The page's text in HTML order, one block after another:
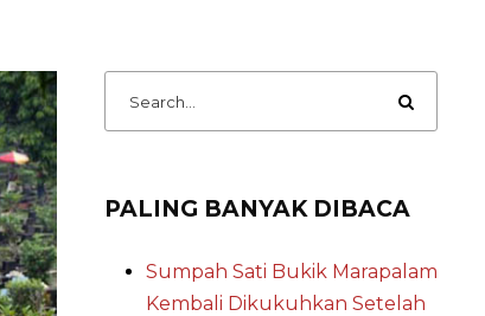
PALING BANYAK DIBACA
Sumpah Sati Bukik Marapalam
Kembali Dikukuhkan Setelah